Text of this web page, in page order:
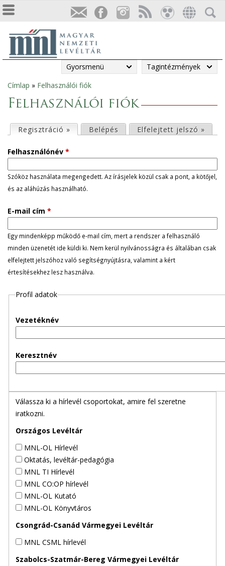
Gyorsmenü Tagintézmények
Jelenlegi
hely
Címlap » Felhasználói fiók
Felhasználói fiók
l
s
ő
d
l
e
g
e
Regisztráció » (aktív fül)
Belépés Elfelejtett jelszó »
Felhasználónév *
Szóköz használata megengedett. Az írásjelek közül csak a pont, a kötőjel,
és az aláhúzás használható.
E-mail cím *
Egy mindenképp működő e-mail cím, mert a rendszer a felhasználó
minden üzenetét ide küldi ki. Nem kerül nyilvánosságra és általában csak
elfelejtett jelszóhoz való segítségnyújtásra, valamint a kért
értesítésekhez lesz használva.
Profil adatok
Vezetéknév
Keresztnév
Válassza ki a hírlevél csoportokat, amire fel szeretne
iratkozni.
Országos Levéltár
MNL-OL Hírlevél
Oktatás, levéltár-pedagógia
MNL TI Hírlevél
MNL CO:OP hírlevél
MNL-OL Kutató
MNL-OL Könyvtáros
Csongrád-Csanád Vármegyei Levéltár
MNL CSML hírlevél
Szabolcs-Szatmár-Bereg Vármegyei Levéltár